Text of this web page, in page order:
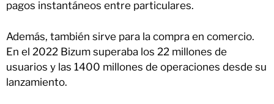
pagos instantáneos entre particulares.
Además, también sirve para la compra en comercio.
En el 2022 Bizum superaba los 22 millones de
usuarios y las 1400 millones de operaciones desde su
lanzamiento.